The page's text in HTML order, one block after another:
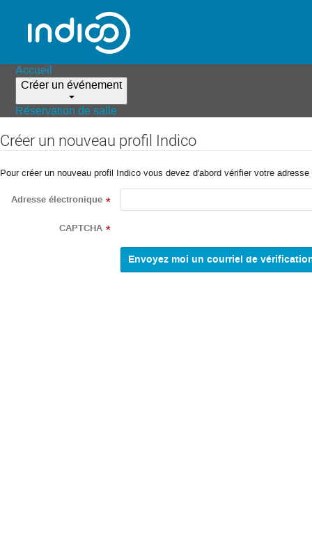
Accueil
Créer un événement
Réservation de salle
Créer un nouveau profil Indico
Pour créer un nouveau profil Indico vous devez d'abord vérifier votre
Adresse électronique *
CAPTCHA *